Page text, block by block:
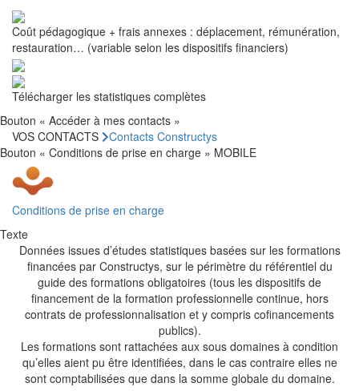
Coût pédagogique + frais annexes : déplacement, rémunération,
restauration… (variable selon les dispositifs financiers)
Télécharger les statistiques complètes
Bouton « Accéder à mes contacts »
VOS CONTACTS
Contacts Constructys
Bouton « Conditions de prise en charge » MOBILE
Conditions de prise en charge
Texte
Données issues d’études statistiques basées sur les formations
financées par Constructys, sur le périmètre du référentiel du
guide des formations obligatoires (tous les dispositifs de
financement de la formation professionnelle continue, hors
contrats de professionnalisation et y compris cofinancements
publics).
Les formations sont rattachées aux sous domaines à condition
qu’elles aient pu être identifiées, dans le cas contraire elles ne
sont comptabilisées que dans la somme globale du domaine.